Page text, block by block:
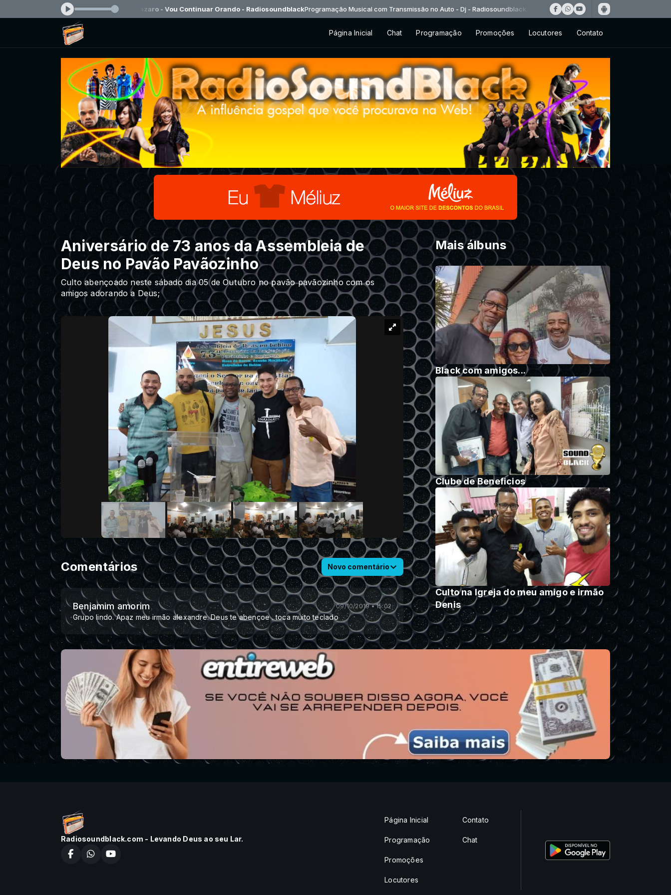
agora: Irmão Lázaro - Vou Continuar Orando - RadiosoundblackProgramação Musical com Transmissão no Auto - Dj - Radiosoundblack.com das 00:00 às 23:59 - Tocando agora: Irmão Lázaro - Vou
Página Inicial Chat Programação Promoções Locutores Contato
Aniversário de 73 anos da Assembleia de
Deus no Pavão Pavãozinho
Culto abençoado neste sábado dia 05 de Outubro no pavão pavãozinho com os
amigos adorando a Deus;
Mais álbuns
Black com amigos...
Clube de Beneficios
Culto na Igreja do meu amigo e irmão
Denis
Comentários Novo comentário
Grupo lindo. Apaz meu irmão alexandre. Deus te abençoe . toca muito teclado
Benjamim amorim 09/10/2019 • 15:02
Radiosoundblack.com - Levando Deus ao seu Lar.
Página Inicial
Programação
Promoções
Locutores
Contato
Chat